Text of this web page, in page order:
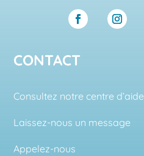
CONTACT
Consultez notre centre d’aide
Laissez-nous un message
Appelez-nous